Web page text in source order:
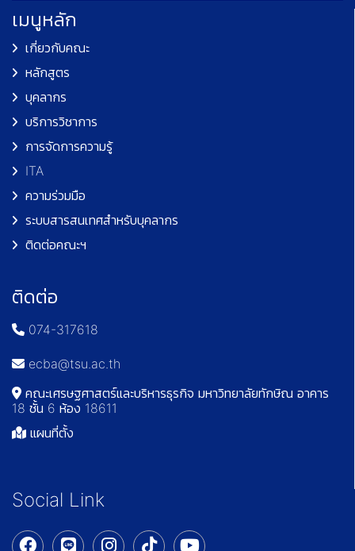
เมนูหลัก
เกี่ยวกับคณะ
หลักสูตร
บุคลากร
บริการวิชาการ
การจัดการความรู้
ITA
ความร่วมมือ
ระบบสารสนเทศสำหรับบุคลากร
ติดต่อคณะฯ
ติดต่อ
074-317618
ecba@tsu.ac.th
คณะเศรษฐศาสตร์และบริหารธุรกิจ มหาวิทยาลัยทักษิณ อาคาร
18 ชั้น 6 ห้อง 18611
แผนที่ตั้ง
Social Link